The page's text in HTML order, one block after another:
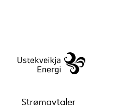
Strømavtaler